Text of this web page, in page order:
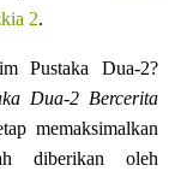
2.
Pustaka Dua-2?
Dua-2 Bercerita
memaksimalkan
diberikan oleh